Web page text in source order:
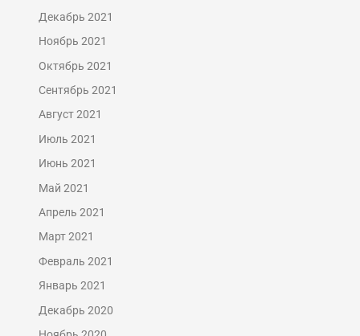
Декабрь 2021
Ноябрь 2021
Октябрь 2021
Сентябрь 2021
Август 2021
Июль 2021
Июнь 2021
Май 2021
Апрель 2021
Март 2021
Февраль 2021
Январь 2021
Декабрь 2020